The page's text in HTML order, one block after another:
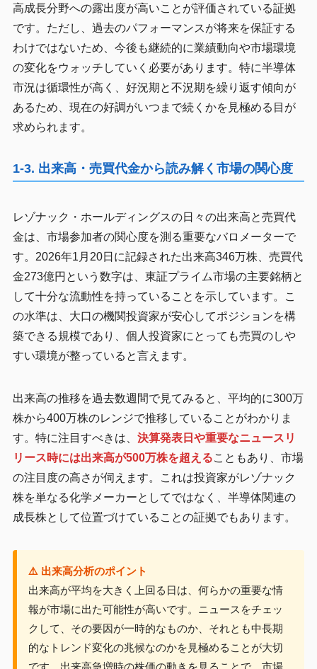
高成長分野への露出度が高いことが評価されている証拠
です。ただし、過去のパフォーマンスが将来を保証する
わけではないため、今後も継続的に業績動向や市場環境
の変化をウォッチしていく必要があります。特に半導体
市況は循環性が高く、好況期と不況期を繰り返す傾向が
あるため、現在の好調がいつまで続くかを見極める目が
求められます。
1-3. 出来高・売買代金から読み解く市場の関心度
レゾナック・ホールディングスの日々の出来高と売買代
金は、市場参加者の関心度を測る重要なバロメーターで
す。2026年1月20日に記録された出来高346万株、売買代
金273億円という数字は、東証プライム市場の主要銘柄と
して十分な流動性を持っていることを示しています。こ
の水準は、大口の機関投資家が安心してポジションを構
築できる規模であり、個人投資家にとっても売買のしや
すい環境が整っていると言えます。
出来高の推移を過去数週間で見てみると、平均的に300万
株から400万株のレンジで推移していることがわかりま
す。特に注目すべきは、 決算発表日や重要なニュースリ
リース時には出来高が500万株を超えることもあり、市場
の注目度の高さが伺えます。これは投資家がレゾナック
株を単なる化学メーカーとしてではなく、半導体関連の
成長株として位置づけていることの証拠でもあります。
⚠️ 出来高分析のポイント
出来高が平均を大きく上回る日は、何らかの重要な情
報が市場に出た可能性が高いです。ニュースをチェッ
クして、その要因が一時的なものか、それとも中長期
的なトレンド変化の兆候なのかを見極めることが大切